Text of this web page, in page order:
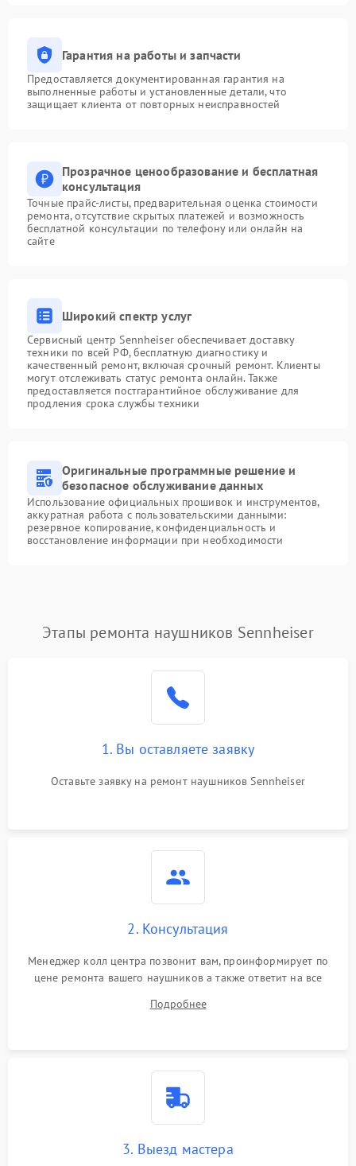
Гарантия на работы и запчасти
Предоставляется документированная гарантия на
выполненные работы и установленные детали, что
защищает клиента от повторных неисправностей
Прозрачное ценообразование и бесплатная
консультация
Точные прайс-листы, предварительная оценка стоимости
ремонта, отсутствие скрытых платежей и возможность
бесплатной консультации по телефону или онлайн на
сайте
Широкий спектр услуг
Сервисный центр Sennheiser обеспечивает доставку
техники по всей РФ, бесплатную диагностику и
качественный ремонт, включая срочный ремонт. Клиенты
могут отслеживать статус ремонта онлайн. Также
предоставляется постгарантийное обслуживание для
продления срока службы техники
Оригинальные программные решение и
безопасное обслуживание данных
Использование официальных прошивок и инструментов,
аккуратная работа с пользовательскими данными:
резервное копирование, конфиденциальность и
восстановление информации при необходимости
Этапы ремонта наушников Sennheiser
1. Вы оставляете заявку
Оставьте заявку на ремонт наушников Sennheiser
2. Консультация
Менеджер колл центра позвонит вам, проинформирует по
цене ремонта вашего наушников а также ответит на все
Подробнее
3. Выезд мастера